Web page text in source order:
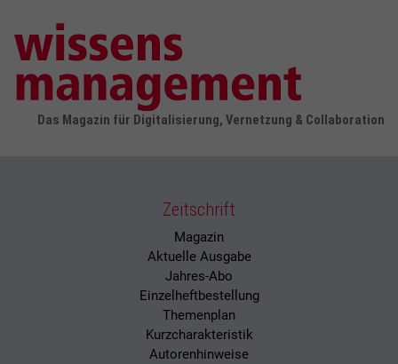
Das Magazin für Digitalisierung, Vernetzung & Collaboration
Zeitschrift
Magazin
Aktuelle Ausgabe
Jahres-Abo
Einzelheftbestellung
Themenplan
Kurzcharakteristik
Autorenhinweise